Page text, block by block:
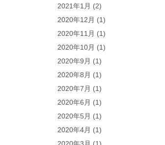
2021年1月 (2)
2020年12月 (1)
2020年11月 (1)
2020年10月 (1)
2020年9月 (1)
2020年8月 (1)
2020年7月 (1)
2020年6月 (1)
2020年5月 (1)
2020年4月 (1)